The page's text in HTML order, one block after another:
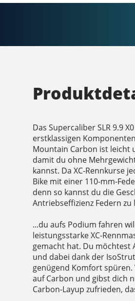
Das Supercaliber SLR 9.9
erstklassigen
Mountain Carbon ist leicht
damit du ohne
kannst. Da XC-Rennkurse
Bike mit einer 110-mm-
denn so kannst du die
Antriebseffizienz Federn
...du aufs Podium fahren
leistungsstarke XC-
gemacht hat. Du möchtest
und dabei dank der
genügend Komfort
auf Carbon und gibst dich
Carbon-Layup zufrieden,